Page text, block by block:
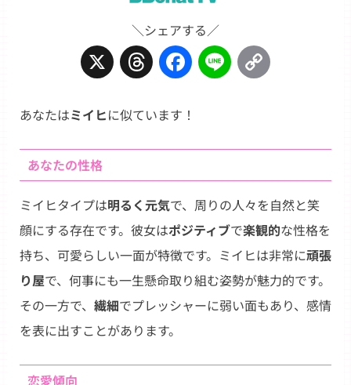
＼シェアする／
X
ThreadsFacebook
Line
あなたはミイヒに似ています！
あなたの性格
ミイヒタイプは明るく元気で、周りの人々を自然と笑
顔にする存在です。彼女はポジティブで楽観的な性格を
持ち、可愛らしい一面が特徴です。ミイヒは非常に頑張
り屋で、何事にも一生懸命取り組む姿勢が魅力的です。
その一方で、 繊細でプレッシャーに弱い面もあり、感情
を表に出すことがあります。
恋愛傾向